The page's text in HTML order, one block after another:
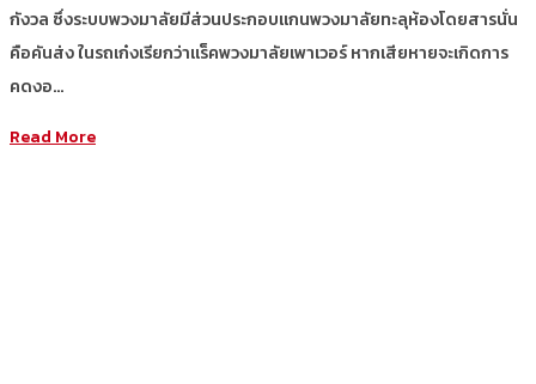
กังวล ซึ่งระบบพวงมาลัยมีส่วนประกอบแกนพวงมาลัยทะลุห้องโดยสารนั่น
คือคันส่ง ในรถเก๋งเรียกว่าแร็คพวงมาลัยเพาเวอร์ หากเสียหายจะเกิดการ
คดงอ…
Read More